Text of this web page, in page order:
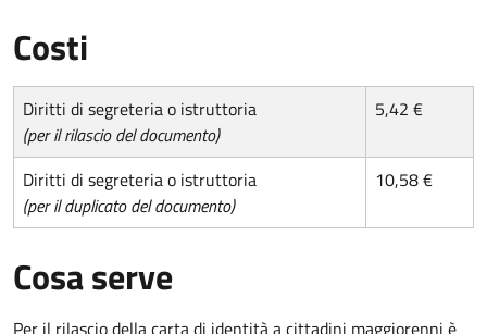
Costi
Diritti di segreteria o istruttoria
(per il rilascio del documento)
5,42 €
Diritti di segreteria o istruttoria
(per il duplicato del documento)
10,58 €
Cosa serve
Per il rilascio della carta di identità a cittadini maggiorenni è